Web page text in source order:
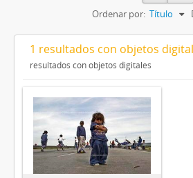
Ordenar por: Título
1 resultados con objetos
resultados con objetos digitales